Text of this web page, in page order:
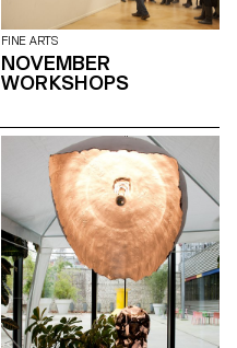
FINE ARTS
NOVEMBER
WORKSHOPS